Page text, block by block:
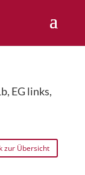
EG links,
zur Übersicht